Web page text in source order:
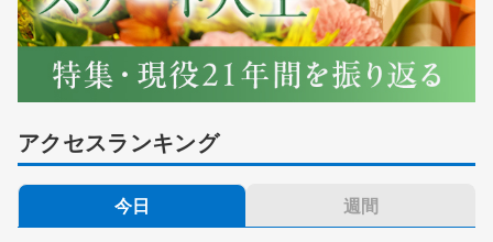
アクセスランキング
今日 週間